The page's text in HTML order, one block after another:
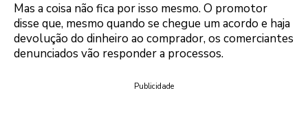
Mas a coisa não fica por isso mesmo. O promotor
disse que, mesmo quando se chegue um acordo e haja
devolução do dinheiro ao comprador, os comerciantes
denunciados vão responder a processos.
Publicidade